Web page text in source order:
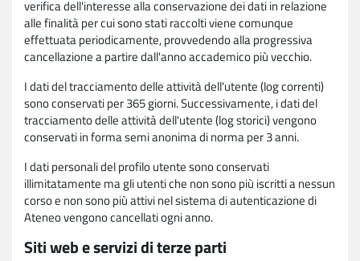
verifica dell'interesse alla conservazione dei dati in relazione
alle finalità per cui sono stati raccolti viene comunque
effettuata periodicamente, provvedendo alla progressiva
cancellazione a partire dall'anno accademico più vecchio.
I dati del tracciamento delle attività dell'utente (log correnti)
sono conservati per 365 giorni. Successivamente, i dati del
tracciamento delle attività dell'utente (log storici) vengono
conservati in forma semi anonima di norma per 3 anni.
I dati personali del profilo utente sono conservati
illimitatamente ma gli utenti che non sono più iscritti a nessun
corso e non sono più attivi nel sistema di autenticazione di
Ateneo vengono cancellati ogni anno.
Siti web e servizi di terze parti